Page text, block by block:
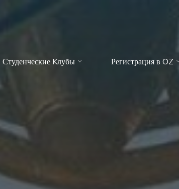
Студенческие Kлубы Регистрация в OZ